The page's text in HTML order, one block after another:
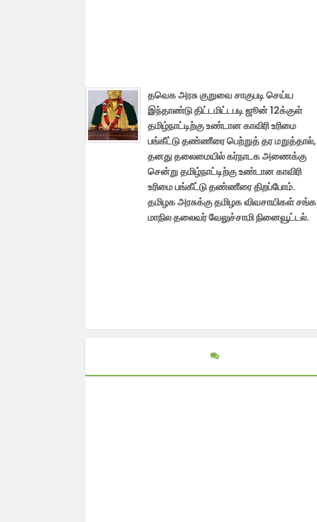
தவெக அரசு குறுவை சாகுபடி செய்ய
இந்தாண்டு திட்டமிட்டபடி ஜூன் 12க்குள்
தமிழ்நாட்டிற்கு உண்டான காவிரி உரிமை
பங்கீட்டு தண்ணீரை பெற்றுத் தர மறுத்தால்,
தனது தலைமையில் கர்நாடக அணைக்கு
சென்று தமிழ்நாட்டிற்கு உண்டான காவிரி
உரிமை பங்கீட்டு தண்ணீரை திறப்போம்.
தமிழக அரசுக்கு தமிழக விவசாயிகள் சங்க
மாநில தலைவர் வேலுச்சாமி நினைவூட்டல்.